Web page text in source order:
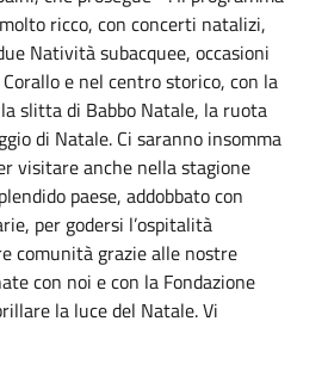
ricco, con concerti natalizi,
Natività subacquee, occasioni
e nel centro storico, con la
slitta di Babbo Natale, la ruota
di Natale. Ci saranno insomma
visitare anche nella stagione
paese, addobbato con
per godersi l’ospitalità
comunità grazie alle nostre
con noi e con la Fondazione
la luce del Natale. Vi